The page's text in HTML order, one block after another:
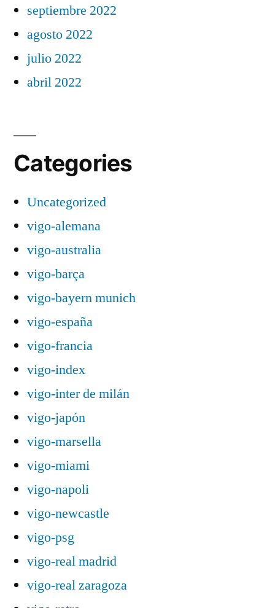
septiembre 2022
agosto 2022
julio 2022
abril 2022
Categories
Uncategorized
vigo-alemana
vigo-australia
vigo-barça
vigo-bayern munich
vigo-españa
vigo-francia
vigo-index
vigo-inter de milán
vigo-japón
vigo-marsella
vigo-miami
vigo-napoli
vigo-newcastle
vigo-psg
vigo-real madrid
vigo-real zaragoza